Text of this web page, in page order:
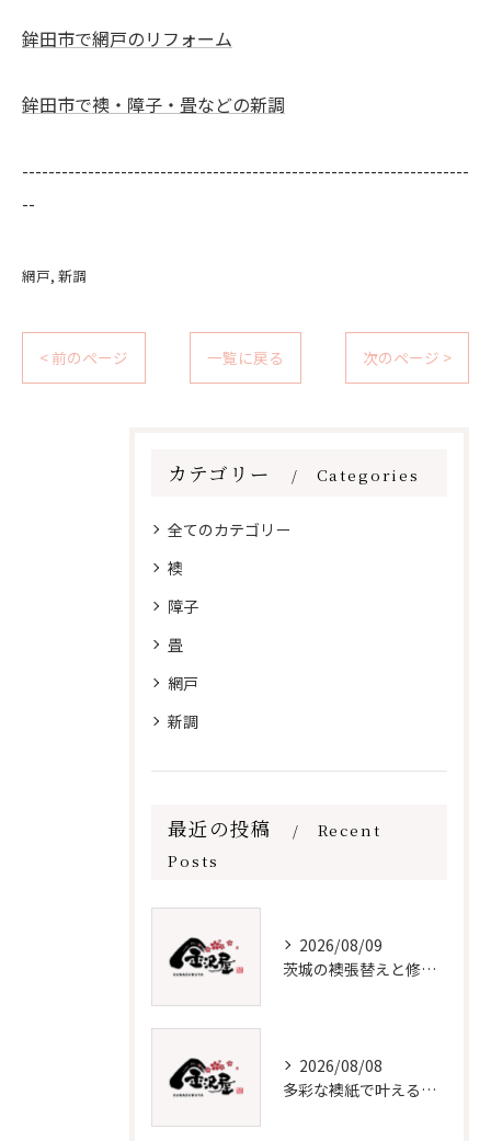
鉾田市で網戸のリフォーム
鉾田市で襖・障子・畳などの新調
--------------------------------------------------------------------
--
網戸 新調
< 前のページ 一覧に戻る 次のページ >
カテゴリー Categories
全てのカテゴリー
襖
障子
畳
網戸
新調
最近の投稿
Recent
Posts
2026/08/09
茨城の襖張替えと修理の全知識
2026/08/08
多彩な襖紙で叶える理想の張替え術